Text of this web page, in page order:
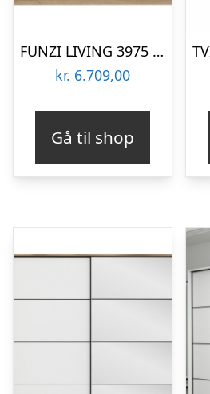
FUNZI LIVING 3975 garderobeskab, 2 skydelåger, 2 bøjlestænger, 2 skuffer – natur/antracit melamin
kr. 6.709,00
Gå til shop